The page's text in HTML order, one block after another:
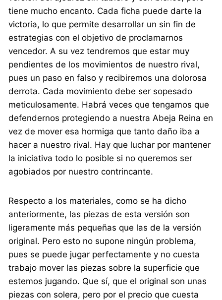
tiene mucho encanto. Cada ficha puede darte la
victoria, lo que permite desarrollar un sin fin de
estrategias con el objetivo de proclamarnos
vencedor. A su vez tendremos que estar muy
pendientes de los movimientos de nuestro rival,
pues un paso en falso y recibiremos una dolorosa
derrota. Cada movimiento debe ser sopesado
meticulosamente. Habrá veces que tengamos que
defendernos protegiendo a nuestra Abeja Reina en
vez de mover esa hormiga que tanto daño iba a
hacer a nuestro rival. Hay que luchar por mantener
la iniciativa todo lo posible si no queremos ser
agobiados por nuestro contrincante.
Respecto a los materiales, como se ha dicho
anteriormente, las piezas de esta versión son
ligeramente más pequeñas que las de la versión
original. Pero esto no supone ningún problema,
pues se puede jugar perfectamente y no cuesta
trabajo mover las piezas sobre la superficie que
estemos jugando. Que sí, que el original son unas
piezas con solera, pero por el precio que cuesta